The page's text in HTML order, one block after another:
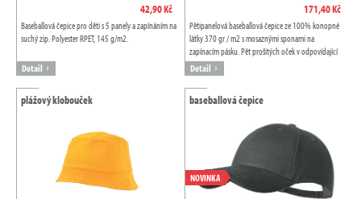
42,90 Kč
Baseballová čepice pro děti s 5 panely a zapínáním na
suchý zip. Polyester RPET, 145 g/m2.
Detail
171,40 Kč
Pětipanelová baseballová čepice ze 100% konopné
látky 370 gr / m2 s mosaznými sponami na
zapínacím pásku. Pět prošitých oček v odpovídající
barvě. Velikost 7 1/4.
Detail
plážový klobouček baseballová čepice
NOVINKA